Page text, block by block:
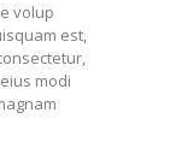
volup
est,
modi